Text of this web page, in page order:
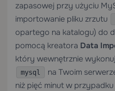
zapasowej przy użyciu
importowanie pliku zrzutu
opartego na katalogu) do
pomocą kreatora Data
który wewnętrznie
mysql
na Twoim
niż pięć minut w